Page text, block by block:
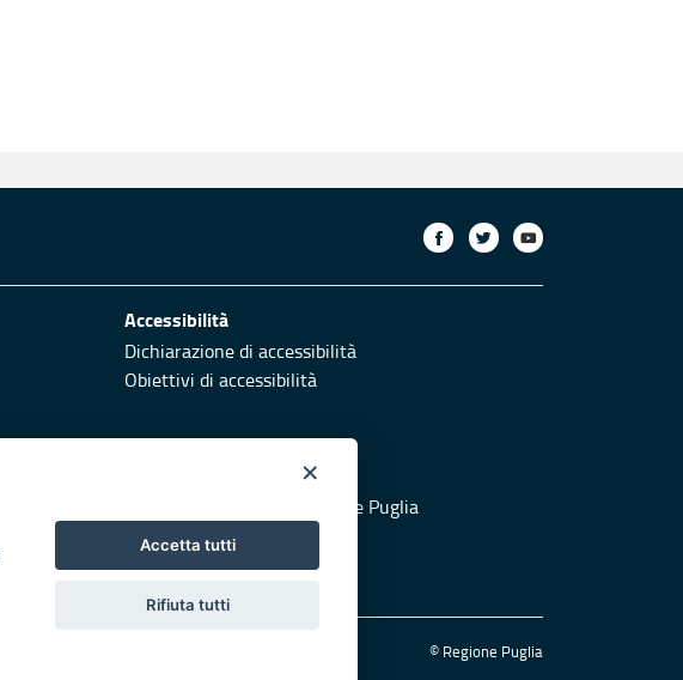
Accessibilità
Dichiarazione di accessibilità
Obiettivi di accessibilità
Vai al sito di Protezione Civile Puglia
© Regione Puglia
×
Accetta tutti
Rifiuta tutti